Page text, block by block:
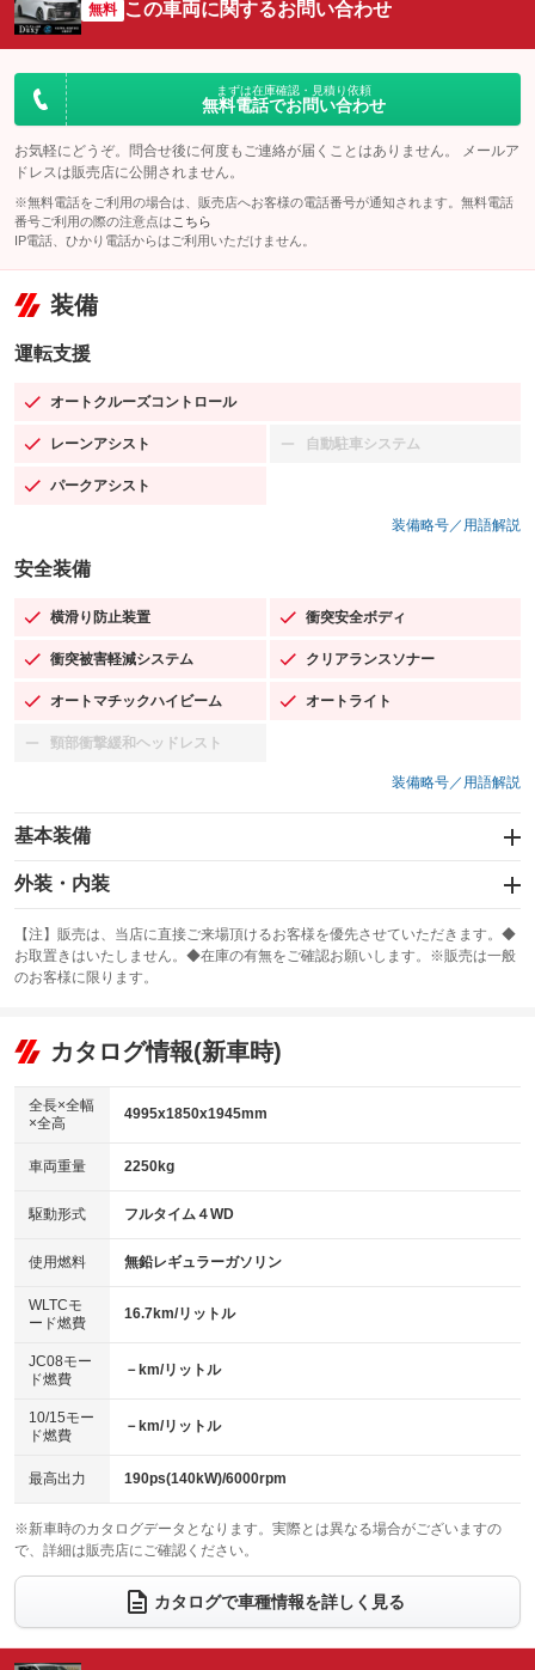
無料 この車両に関するお問い合わせ
まずは在庫確認・見積り依頼
無料電話でお問い合わせ
お気軽にどうぞ。問合せ後に何度もご連絡が届くことはありません。 メールア
ドレスは販売店に公開されません。
※無料電話をご利用の場合は、販売店へお客様の電話番号が通知されます。無料電話
番号ご利用の際の注意点は こちら
IP電話、ひかり電話からはご利用いただけません。
装備
運転支援
オートクルーズコントロール
：装備あり
レーンアシスト
：装備あり 自動駐車システム
：装備なし
パークアシスト
：装備あり
装備略号／用語解説
安全装備
横滑り防止装置
：装備あり 衝突安全ボディ
：装備あり
衝突被害軽減システム
：装備あり クリアランスソナー
：装備あり
オートマチックハイビーム
：装備あり オートライト
：装備あり
頸部衝撃緩和ヘッドレスト
：装備なし
装備略号／用語解説
基本装備
エアバッグ：運転席/助手席/サイド
：装備あり
：装備あり
サンルーフ
：装備あり ABS
リフトアップ
：装備なし
：装備なし
パワーウィンドウ
アイドリングストップ
：装備あり
USB入力端子
：装備あり
100V電源
：装備あり
センターデフロック
：装備なし
電動格納ミラー
：装備あり
外装・内装
カーナビ：メモリーナビ他
：装備あり
TV：フルセグ
：装備あり
ビジュアル
：装備なし
：装備あり
革シート
キーレス
HID(キセノンライト)
：装備なし
バックカメラ
：装備あり
エアロ
：装備なし
：装備あり
パワーシート
ベンチシート
：装備なし
チップアップシート
：装備あり
：装備なし ：装備あり
ウォークスルー
：装備あり
電動リアゲート フロントカメラ
：装備あり
：装備あり ：装備あり
【注】販売は、当店に直接ご来場頂けるお客様を優先させていただきます。◆
お取置きはいたしません。◆在庫の有無をご確認お願いします。※販売は一般
のお客様に限ります。
カタログ情報(新車時)
全長×全幅
×全高
4995x1850x1945mm
車両重量 2250kg
駆動形式 フルタイム４WD
使用燃料 無鉛レギュラーガソリン
WLTCモ
ード燃費
16.7km/リットル
JC08モー
ド燃費
－km/リットル
10/15モー
ド燃費
－km/リットル
最高出力 190ps(140kW)/6000rpm
※新車時のカタログデータとなります。実際とは異なる場合がございますの
で、詳細は販売店にご確認ください。
カタログで車種情報を詳しく見る